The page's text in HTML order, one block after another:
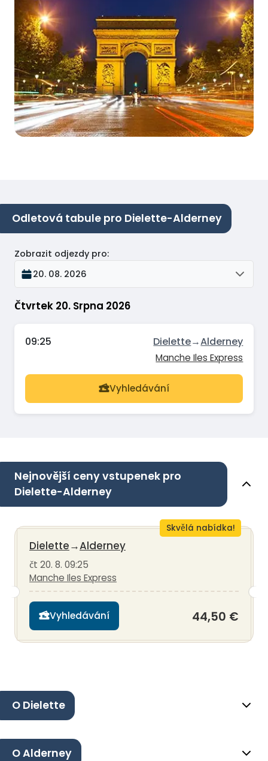
Odletová tabule pro Dielette-Alderney
Čtvrtek 20. Srpna 2026
Zobrazit odjezdy pro:
20. 08. 2026
09:25 Dielette→Alderney
Manche Iles Express
Vyhledávání
Nejnovější ceny vstupenek pro
Dielette-Alderney
Skvělá nabídka!
Dielette→Alderney
čt 20. 8. 09:25
Manche Iles Express
Vyhledávání 44,50 €
O Dielette
O Alderney